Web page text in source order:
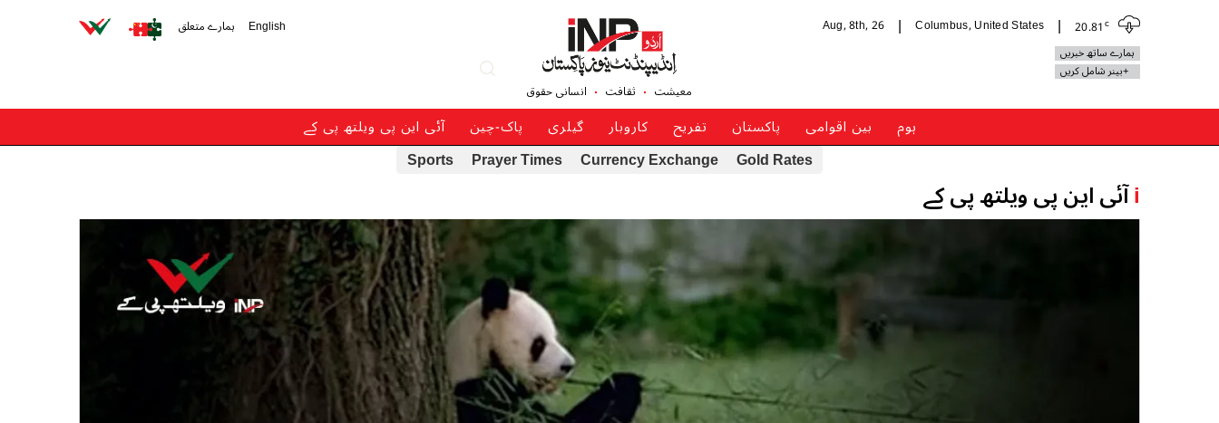
20.81c
Columbus, United States
Aug, 8th, 26
ہمارے ساتھ خبریں
+بینر شامل کریں
معیشت ثقافت انسانی حقوق
English ہمارے متعلق
ہوم بین اقوامی پاکستان تفریح کاروبار گیلری پاک-چین آئی این پی ویلتھ پی کے
Gold Rates
Currency Exchange
Prayer Times
Sports
iآئی این پی ویلتھ پی کے